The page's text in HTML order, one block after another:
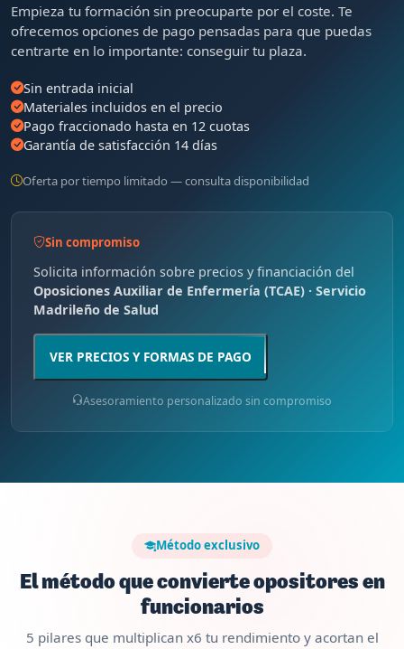
Empieza tu formación sin preocuparte por el coste. Te
ofrecemos opciones de pago pensadas para que puedas
centrarte en lo importante: conseguir tu plaza.
Sin entrada inicial
Materiales incluidos en el precio
Pago fraccionado hasta en 12 cuotas
Garantía de satisfacción 14 días
Oferta por tiempo limitado — consulta disponibilidad
Sin compromiso
Solicita información sobre precios y financiación del
Oposiciones Auxiliar de Enfermería (TCAE) · Servicio
Madrileño de Salud
VER PRECIOS Y FORMAS DE PAGO
Asesoramiento personalizado sin compromiso
Método exclusivo
El método que convierte opositores en
funcionarios
5 pilares que multiplican x6 tu rendimiento y acortan el